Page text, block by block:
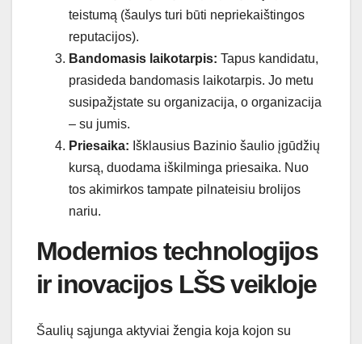
teistumą (šaulys turi būti nepriekaištingos
reputacijos).
Bandomasis laikotarpis: Tapus kandidatu,
prasideda bandomasis laikotarpis. Jo metu
susipažįstate su organizacija, o organizacija
– su jumis.
Priesaika: Išklausius Bazinio šaulio įgūdžių
kursą, duodama iškilminga priesaika. Nuo
tos akimirkos tampate pilnateisiu brolijos
nariu.
Modernios technologijos
ir inovacijos LŠS veikloje
Šaulių sąjunga aktyviai žengia koja kojon su